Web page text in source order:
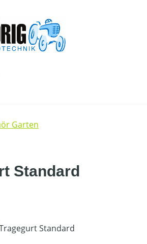
Garten
Standard